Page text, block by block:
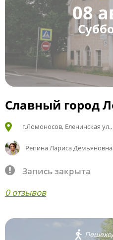
08
Славный город
г.Ломоносов, Еленинская ул.,
Репина Лариса Демьяновна
Запись закрыта
0 отзывов